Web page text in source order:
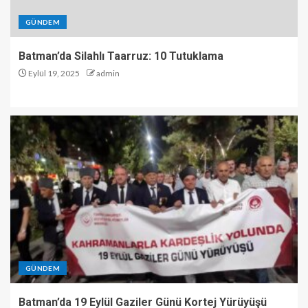
GÜNDEM
Batman’da Silahlı Taarruz: 10 Tutuklama
Eylül 19, 2025 admin
GÜNDEM
Batman’da 19 Eylül Gaziler Günü Kortej Yürüyüşü